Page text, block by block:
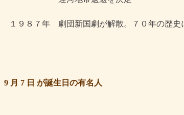
9 月 7 日 が誕生日の有名人